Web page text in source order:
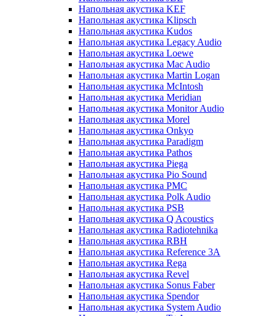
Напольная акустика KEF
Напольная акустика Klipsch
Напольная акустика Kudos
Напольная акустика Legacy Audio
Напольная акустика Loewe
Напольная акустика Mac Audio
Напольная акустика Martin Logan
Напольная акустика McIntosh
Напольная акустика Meridian
Напольная акустика Monitor Audio
Напольная акустика Morel
Напольная акустика Onkyo
Напольная акустика Paradigm
Напольная акустика Pathos
Напольная акустика Piega
Напольная акустика Pio Sound
Напольная акустика PMC
Напольная акустика Polk Audio
Напольная акустика PSB
Напольная акустика Q Acoustics
Напольная акустика Radiotehnika
Напольная акустика RBH
Напольная акустика Reference 3A
Напольная акустика Rega
Напольная акустика Revel
Напольная акустика Sonus Faber
Напольная акустика Spendor
Напольная акустика System Audio